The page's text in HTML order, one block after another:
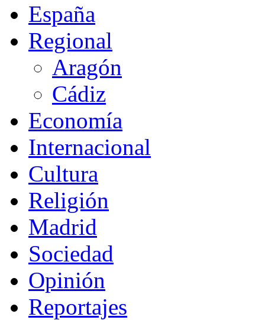
España
Regional
Aragón
Cádiz
Economía
Internacional
Cultura
Religión
Madrid
Sociedad
Opinión
Reportajes